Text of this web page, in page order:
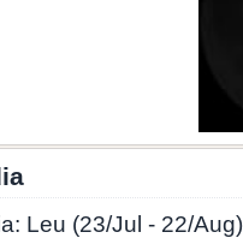
Leu (23/Jul - 22/Aug)